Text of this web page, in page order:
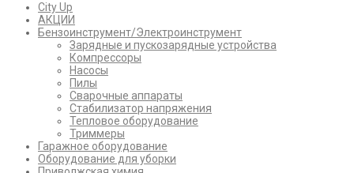
City Up
АКЦИИ
Бензоинструмент/Электроинструмент
Зарядные и пускозарядные устройства
Компрессоры
Насосы
Пилы
Сварочные аппараты
Стабилизатор напряжения
Тепловое оборудование
Триммеры
Гаражное оборудование
Оборудование для уборки